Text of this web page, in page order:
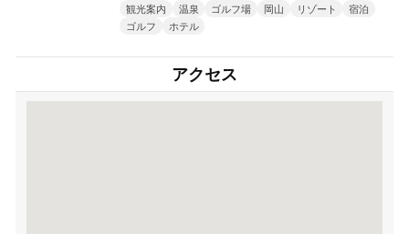
観光案内
温泉 ゴルフ場 岡山 リゾート
宿泊
ゴルフ
ホテル
アクセス